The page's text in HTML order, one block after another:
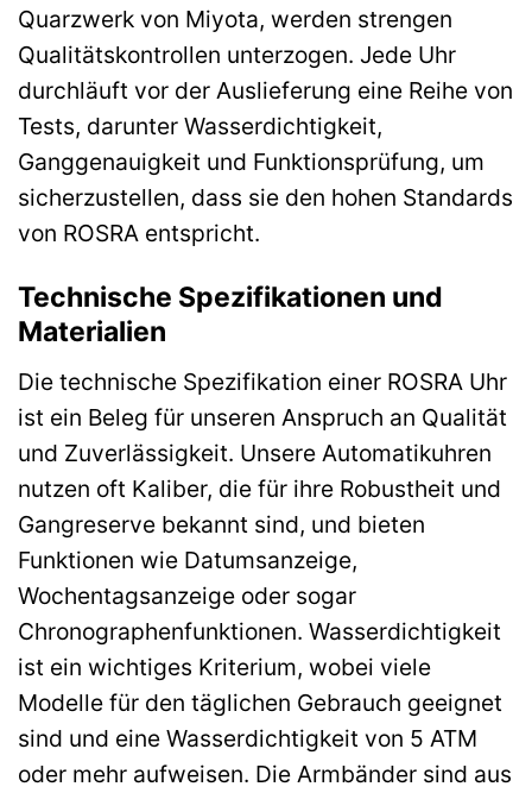
Quarzwerk von Miyota, werden strengen
Qualitätskontrollen unterzogen. Jede Uhr
durchläuft vor der Auslieferung eine Reihe von
Tests, darunter Wasserdichtigkeit,
Ganggenauigkeit und Funktionsprüfung, um
sicherzustellen, dass sie den hohen Standards
von ROSRA entspricht.
Technische Spezifikationen und
Materialien
Die technische Spezifikation einer ROSRA Uhr
ist ein Beleg für unseren Anspruch an Qualität
und Zuverlässigkeit. Unsere Automatikuhren
nutzen oft Kaliber, die für ihre Robustheit und
Gangreserve bekannt sind, und bieten
Funktionen wie Datumsanzeige,
Wochentagsanzeige oder sogar
Chronographenfunktionen. Wasserdichtigkeit
ist ein wichtiges Kriterium, wobei viele
Modelle für den täglichen Gebrauch geeignet
sind und eine Wasserdichtigkeit von 5 ATM
oder mehr aufweisen. Die Armbänder sind aus